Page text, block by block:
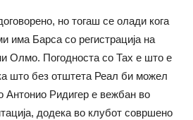
но тогаш се олади кога
има Барса со регистрација на
Олмо. Погодноста со Тах е што е
што без отштета Реал би можел
Антонио Ридигер е вежбан во
додека во клубот совршено